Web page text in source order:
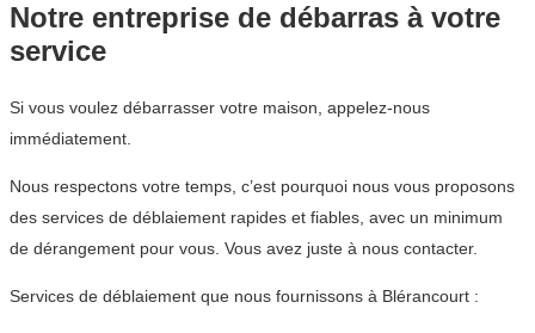
Notre entreprise de débarras à votre
service
Si vous voulez débarrasser votre maison, appelez-nous
immédiatement.
Nous respectons votre temps, c’est pourquoi nous vous proposons
des services de déblaiement rapides et fiables, avec un minimum
de dérangement pour vous. Vous avez juste à nous contacter.
Services de déblaiement que nous fournissons à Blérancourt :